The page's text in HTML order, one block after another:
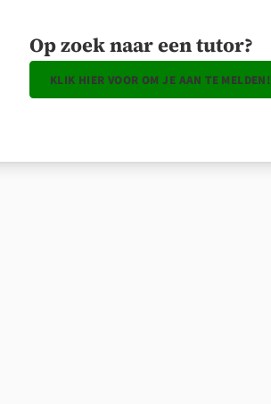
Op zoek naar een tutor?
KLIK HIER VOOR OM JE AAN TE MELDEN!